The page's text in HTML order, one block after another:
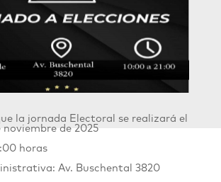
la jornada Electoral se realizará el
noviembre de 2025
horas
Av. Buschental 3820